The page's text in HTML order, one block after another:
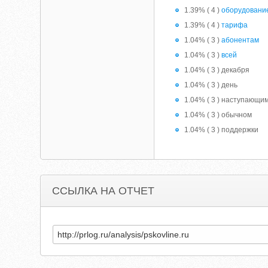
1.39% ( 4 )
1.39% ( 4 )тарифа
1.04% ( 3 )абонентам
1.04% ( 3 )всей
1.04% ( 3 ) декабря
1.04% ( 3 ) день
1.04% ( 3 )
1.04% ( 3 ) обычном
1.04% ( 3 ) поддержки
ССЫЛКА НА ОТЧЕТ